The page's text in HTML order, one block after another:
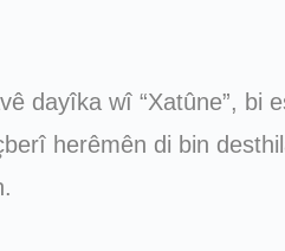
dayîka wî “Xatûne”, bi
herêmên di bin